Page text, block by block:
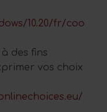
10.20/fr/coo
des fins
vos choix